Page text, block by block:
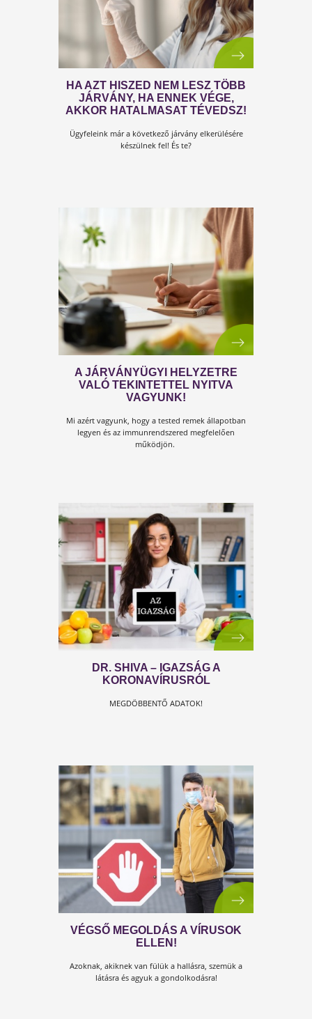
ORVOSI REHABILITÁCIÓS
CENTRUM – JÁRVÁNYÜGYI
TÁPLÁLKOZÁSI INTERVENCIÓ
Ezért történik most mindez! Veled is ez fog történni?
Táplálkozási beavatkozás vírusjárvány idején!
TESTSZERVIZ VÍRUSIRTÓK!
Legyél te is Vírusirtók! Most mi jövünk,
INGYENES SEGÍTSÉG!
VÍRUSIRTÓK!
Mi igazi vírusirtók vagyunk, nem holmi kitalált
figurák!